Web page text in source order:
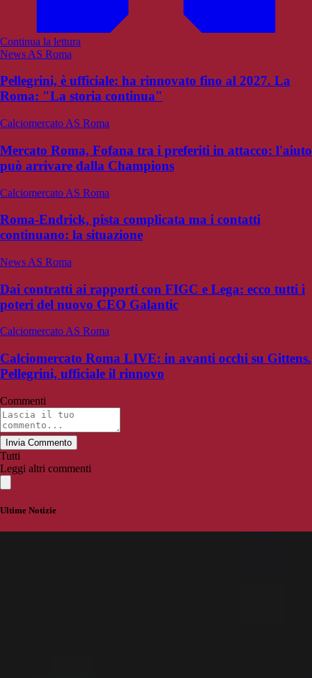
Continua la lettura
News AS Roma
Pellegrini, è ufficiale: ha rinnovato fino al 2027. La
Roma: "La storia continua"
Calciomercato AS Roma
Mercato Roma, Fofana tra i preferiti in attacco: l'aiuto
può arrivare dalla Champions
Calciomercato AS Roma
Roma-Endrick, pista complicata ma i contatti
continuano: la situazione
News AS Roma
Dai contratti ai rapporti con FIGC e Lega: ecco tutti i
poteri del nuovo CEO Galantic
Calciomercato AS Roma
Calciomercato Roma LIVE: in avanti occhi su Gittens.
Pellegrini, ufficiale il rinnovo
Commenti
Invia Commento
Tutti
Leggi altri commenti
Ultime Notizie